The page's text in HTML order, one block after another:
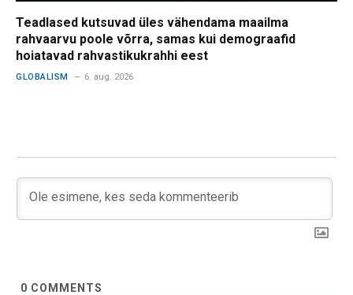
Teadlased kutsuvad üles vähendama maailma
rahvaarvu poole võrra, samas kui demograafid
hoiatavad rahvastikukrahhi eest
GLOBALISM 6. aug. 2026
0 COMMENTS